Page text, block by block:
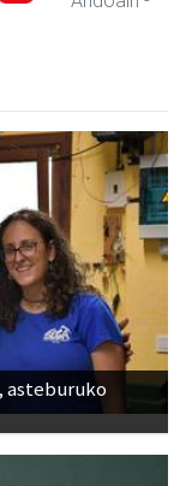
asteburuko